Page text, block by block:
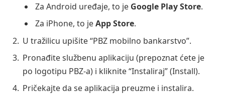
Za Android uređaje, to je Google Play Store.
Za iPhone, to jeApp Store.
U tražilicu upišite “PBZ mobilno bankarstvo”.
Pronađite službenu aplikaciju (prepoznat ćete je
po logotipu PBZ-a) i kliknite “Instaliraj” (Install).
Pričekajte da se aplikacija preuzme i instalira.